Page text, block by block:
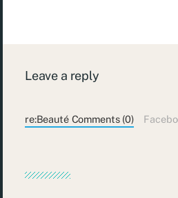
Leave a reply
re:Beauté Comments (0)